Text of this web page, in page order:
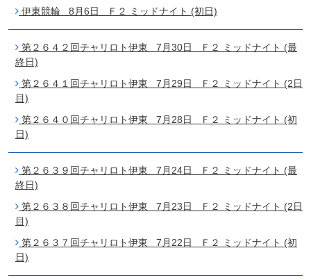
伊東競輪 8月6日 Ｆ２ ミッドナイト (初日)
第２６４２回チャリロト伊東 7月30日 Ｆ２ ミッドナイト (最
終日)
第２６４１回チャリロト伊東 7月29日 Ｆ２ ミッドナイト (2日
目)
第２６４０回チャリロト伊東 7月28日 Ｆ２ ミッドナイト (初
日)
第２６３９回チャリロト伊東 7月24日 Ｆ２ ミッドナイト (最
終日)
第２６３８回チャリロト伊東 7月23日 Ｆ２ ミッドナイト (2日
目)
第２６３７回チャリロト伊東 7月22日 Ｆ２ ミッドナイト (初
日)